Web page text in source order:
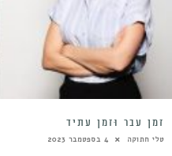
זְמַן עָבַר וּזְמַן עָתִיד
טלי חתוקה 4 בספטמבר 2023